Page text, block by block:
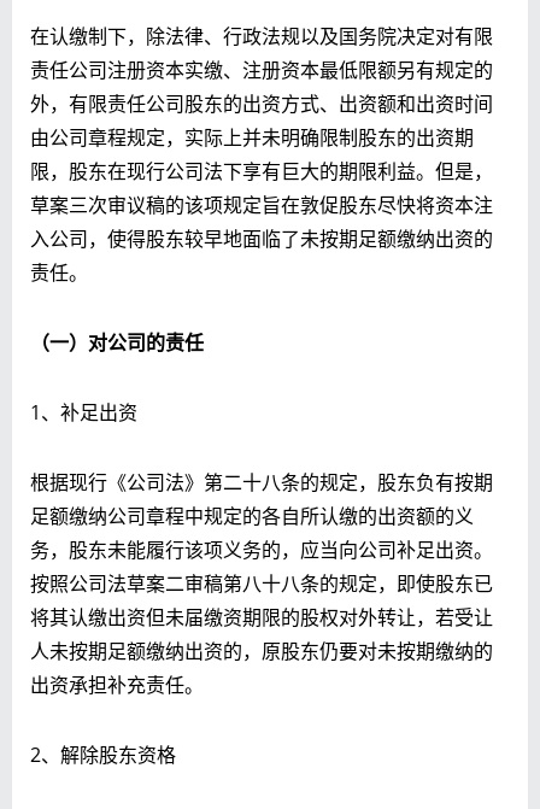
在认缴制下，除法律、行政法规以及国务院决定对有限
责任公司注册资本实缴、注册资本最低限额另有规定的
外，有限责任公司股东的出资方式、出资额和出资时间
由公司章程规定，实际上并未明确限制股东的出资期
限，股东在现行公司法下享有巨大的期限利益。但是，
草案三次审议稿的该项规定旨在敦促股东尽快将资本注
入公司，使得股东较早地面临了未按期足额缴纳出资的
责任。
（一）对公司的责任
1、补足出资
根据现行《公司法》第二十八条的规定，股东负有按期
足额缴纳公司章程中规定的各自所认缴的出资额的义
务，股东未能履行该项义务的，应当向公司补足出资。
按照公司法草案二审稿第八十八条的规定，即使股东已
将其认缴出资但未届缴资期限的股权对外转让，若受让
人未按期足额缴纳出资的，原股东仍要对未按期缴纳的
出资承担补充责任。
2、解除股东资格